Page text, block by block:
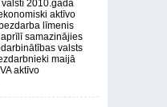
2010.gada
aktīvo
līmenis
samazinājies
valsts
maijā
aktīvo